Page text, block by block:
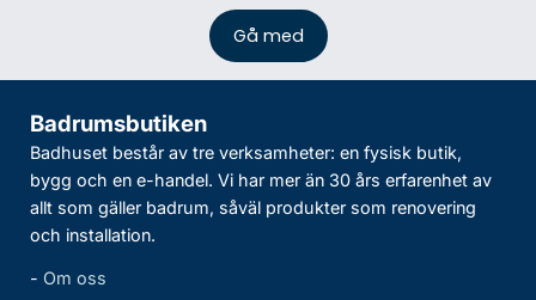
Badrumsbutiken
Badhuset består av tre verksamheter: en fysisk butik,
bygg och en e-handel. Vi har mer än 30 års erfarenhet av
allt som gäller badrum, såväl produkter som renovering
och installation.
- Om oss